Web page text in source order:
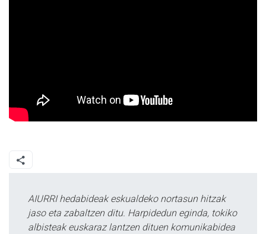
AIURRI hedabideak eskualdeko nortasun hitzak
jaso eta zabaltzen ditu. Harpidedun eginda, tokiko
albisteak euskaraz lantzen dituen komunikabidea